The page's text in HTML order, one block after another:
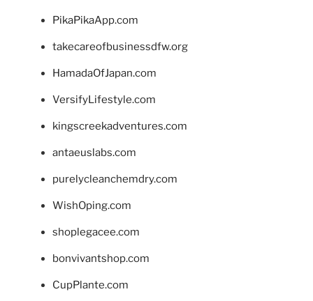
PikaPikaApp.com
takecareofbusinessdfw.org
HamadaOfJapan.com
VersifyLifestyle.com
kingscreekadventures.com
antaeuslabs.com
purelycleanchemdry.com
WishOping.com
shoplegacee.com
bonvivantshop.com
CupPlante.com